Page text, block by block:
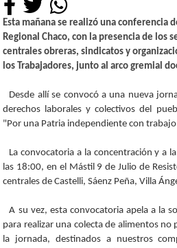
Esta mañana se realizó una conferencia
Regional Chaco, con la presencia de los
centrales obreras, sindicatos y
los Trabajadores, junto al arco gremial
Desde allí se convocó a una nueva
derechos laborales y colectivos del
"Por una Patria independiente con
La convocatoria a la concentración y a
las 18:00, en el Mástil 9 de Julio de
centrales de Castelli, Sáenz Peña, Villa
A su vez, esta convocatoria apela a la
para realizar una colecta de alimentos no
la jornada, destinados a nuestros